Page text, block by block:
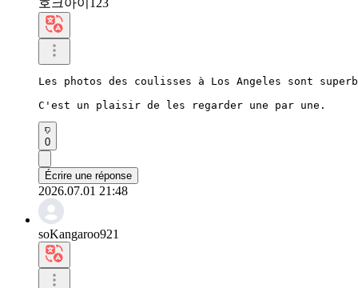
Les photos des coulisses à Los Angeles sont
C'est un plaisir de les regarder une par une.
0
Écrire une réponse
2026.07.01 21:48
soKangaroo921